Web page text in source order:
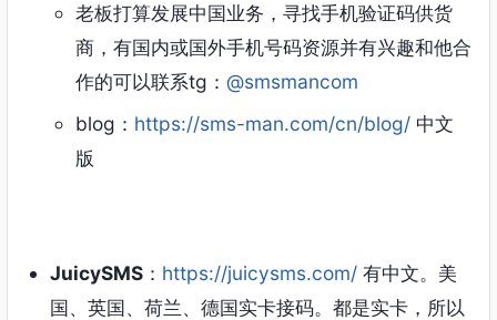
老板打算发展中国业务，寻找手机验证码供货
商，有国内或国外手机号码资源并有兴趣和他合
作的可以联系tg：@smsmancom
blog： https://sms-man.com/cn/blog/ 中文
版
JuicySMS ： https://juicysms.com/ 有中文。美
国、英国、荷兰、德国实卡接码。都是实卡，所以